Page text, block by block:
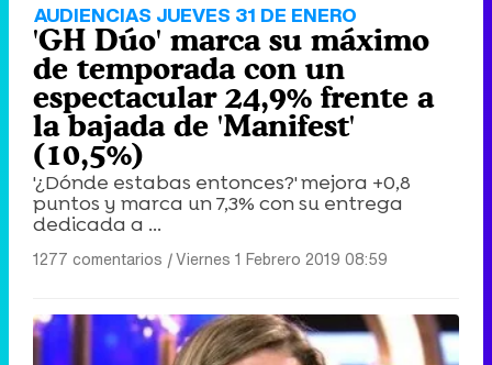
AUDIENCIAS JUEVES 31 DE ENERO
'GH Dúo' marca su máximo
de temporada con un
espectacular 24,9% frente a
la bajada de 'Manifest'
(10,5%)
'¿Dónde estabas entonces?' mejora +0,8
puntos y marca un 7,3% con su entrega
dedicada a ...
1277 comentarios |Viernes 1 Febrero 2019 08:59